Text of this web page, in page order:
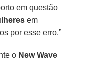
em questão
em
por esse erro.”
o New Wave